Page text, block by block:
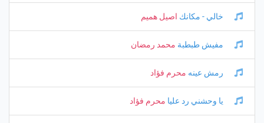
خالي - مكانك اصيل هميم
مفيش طبطبة محمد رمضان
رمش عينه محرم فؤاد
يا وحشني رد عليا محرم فؤاد